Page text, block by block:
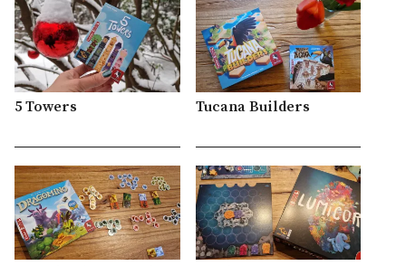
5 Towers Tucana Builders